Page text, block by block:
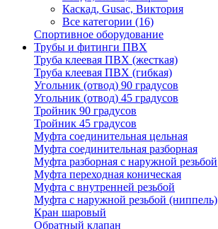
Каскад, Gusac, Виктория
Все категории (16)
Спортивное оборудование
Трубы и фитинги ПВХ
Труба клеевая ПВХ (жесткая)
Труба клеевая ПВХ (гибкая)
Угольник (отвод) 90 градусов
Угольник (отвод) 45 градусов
Тройник 90 градусов
Тройник 45 градусов
Муфта соединительная цельная
Муфта соединительная разборная
Муфта разборная с наружной резьбой
Муфта переходная коническая
Муфта с внутренней резьбой
Муфта с наружной резьбой (ниппель)
Кран шаровый
Обратный клапан